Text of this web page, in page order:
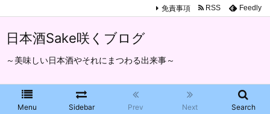
日本酒Sake咲くブログ
～美味しい日本酒やそれにまつわる出来事～
Menu Sidebar Prev Next Search
免責事項 RSS Feedly